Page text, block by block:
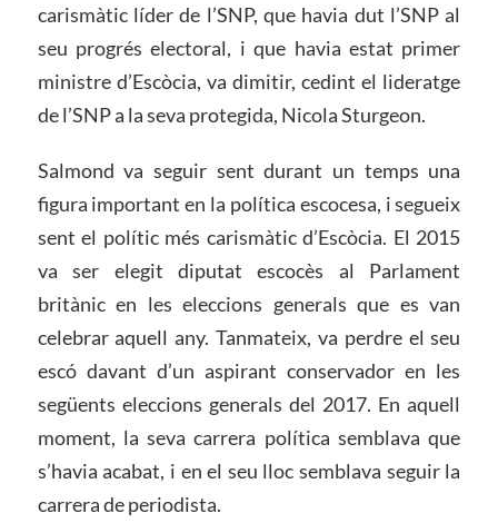
carismàtic líder de l’SNP, que havia dut l’SNP al
seu progrés electoral, i que havia estat primer
ministre d’Escòcia, va dimitir, cedint el lideratge
de l’SNP a la seva protegida, Nicola Sturgeon.
Salmond va seguir sent durant un temps una
figura important en la política escocesa, i segueix
sent el polític més carismàtic d’Escòcia. El 2015
va ser elegit diputat escocès al Parlament
britànic en les eleccions generals que es van
celebrar aquell any. Tanmateix, va perdre el seu
escó davant d’un aspirant conservador en les
següents eleccions generals del 2017. En aquell
moment, la seva carrera política semblava que
s’havia acabat, i en el seu lloc semblava seguir la
carrera de periodista.